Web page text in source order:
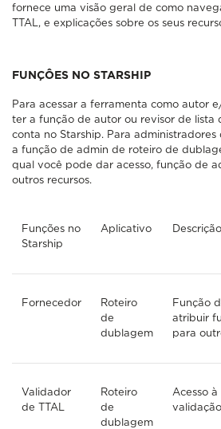
fornece uma visão geral de como
TTAL, e explicações sobre os seus
FUNÇÔES NO STARSHIP
Para acessar a ferramenta como autor
ter a função de autor ou revisor de lista
conta no Starship. Para administradores
a função de admin de roteiro de
qual você pode dar acesso, função de
outros recursos.
Funções no
Starship
Aplicativo
Fornecedor
Roteiro
de
dublagem
Função
atribuir
para
Validador
de TTAL
Roteiro
de
dublagem
Acesso